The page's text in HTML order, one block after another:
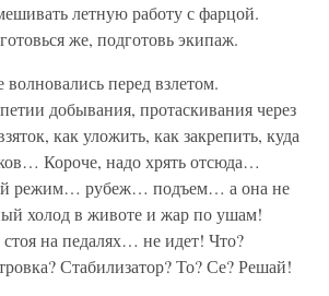
летную работу с фарцой.
же, подготовь экипаж.
перед взлетом.
добывания, протаскивания через
как уложить, как закрепить, куда
Короче, надо хрять отсюда…
режим… рубеж… подъем… а она не
холод в животе и жар по ушам!
на педалях… не идет! Что?
Стабилизатор? То? Се? Решай!